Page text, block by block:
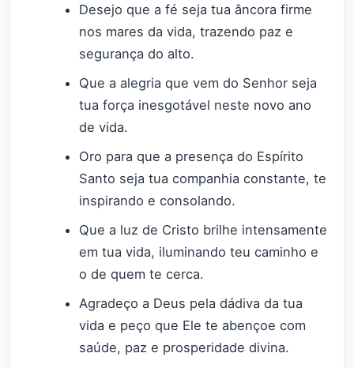
Desejo que a fé seja tua âncora firme
nos mares da vida, trazendo paz e
segurança do alto.
Que a alegria que vem do Senhor seja
tua força inesgotável neste novo ano
de vida.
Oro para que a presença do Espírito
Santo seja tua companhia constante, te
inspirando e consolando.
Que a luz de Cristo brilhe intensamente
em tua vida, iluminando teu caminho e
o de quem te cerca.
Agradeço a Deus pela dádiva da tua
vida e peço que Ele te abençoe com
saúde, paz e prosperidade divina.